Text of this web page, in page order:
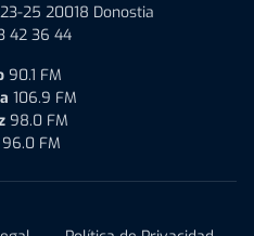
25 20018 Donostia
42 36 44
90.1 FM
106.9 FM
98.0 FM
96.0 FM